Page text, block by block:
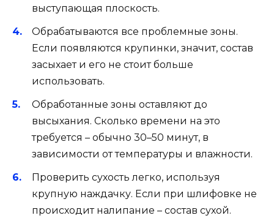
выступающая плоскость.
Обрабатываются все проблемные зоны.
Если появляются крупинки, значит, состав
засыхает и его не стоит больше
использовать.
Обработанные зоны оставляют до
высыхания. Сколько времени на это
требуется – обычно 30–50 минут, в
зависимости от температуры и влажности.
Проверить сухость легко, используя
крупную наждачку. Если при шлифовке не
происходит налипание – состав сухой.